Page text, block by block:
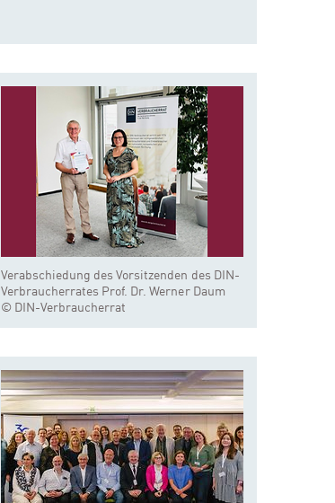
Verabschiedung des Vorsitzenden des DIN-
Verbraucherrates Prof. Dr. Werner Daum
© DIN-Verbraucherrat